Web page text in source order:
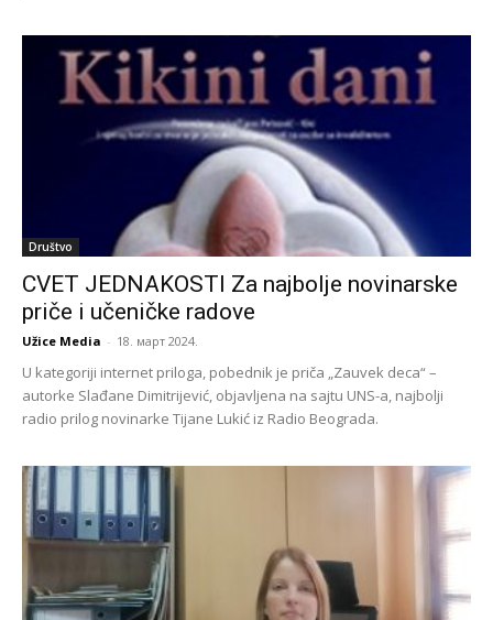
Društvo
CVET JEDNAKOSTI Za najbolje novinarske
priče i učeničke radove
Užice Media - 18. март 2024.
U kategoriji internet priloga, pobednik je priča „Zauvek deca“ –
autorke Slađane Dimitrijević, objavljena na sajtu UNS-a, najbolji
radio prilog novinarke Tijane Lukić iz Radio Beograda.